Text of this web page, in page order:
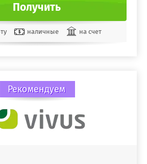
Получить
наличные на счет
Рекомендуем